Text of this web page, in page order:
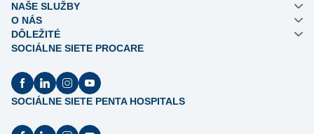
NAŠE SLUŽBY
O NÁS
DÔLEŽITÉ
SOCIÁLNE SIETE PROCARE
SOCIÁLNE SIETE PENTA HOSPITALS